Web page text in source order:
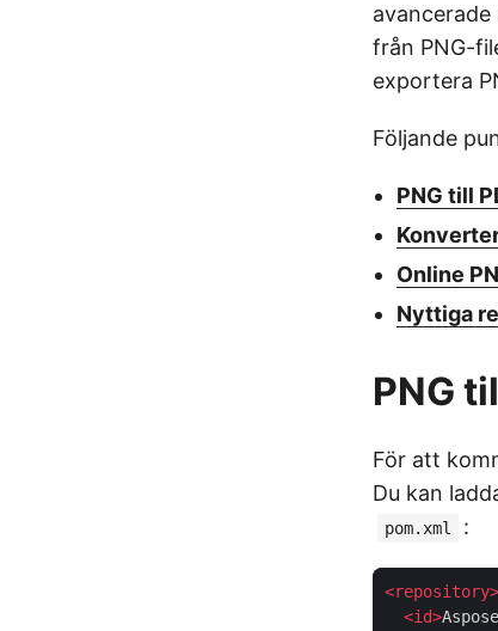
från PNG-
exportera
Följande
PNG till
Online
Nyttiga
PNG
För att
Du kan
pom.xml :
<repository>
<id>